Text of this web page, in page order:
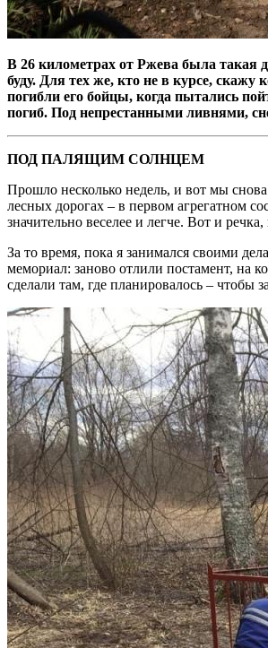
В 26 километрах от Ржева была такая
буду. Для тех же, кто не в курсе,
погибли его бойцы, когда пытались
погиб. Под непрестанными ливнями,
ПОД ПАЛЯЩИМ СОЛНЦЕМ
Прошло несколько недель, и вот мы
лесных дорогах – в первом агрегатном
значительно веселее и легче. Вот и
За то время, пока я занимался своими
мемориал: заново отлили постамент, на
сделали там, где планировалось –